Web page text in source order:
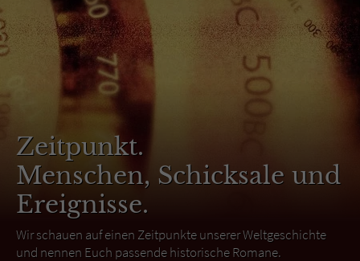
Zeitpunkt.
Menschen, Schicksale und
Ereignisse.
Wir schauen auf einen Zeitpunkte unserer Weltgeschichte
und nennen Euch passende historische Romane.